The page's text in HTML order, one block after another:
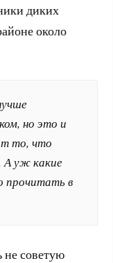
диких
около
но это и
то, что
А уж какие
прочитать в
не советую